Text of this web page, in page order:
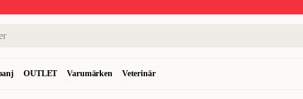
OUTLET Varumärken Veterinär